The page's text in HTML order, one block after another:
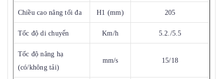
Chiều cao nâng tối đa H1 (mm) 205
Tốc độ di chuyển Km/h 5.2./5.5
Tốc độ nâng hạ
(có/không tải)
mm/s 15/18